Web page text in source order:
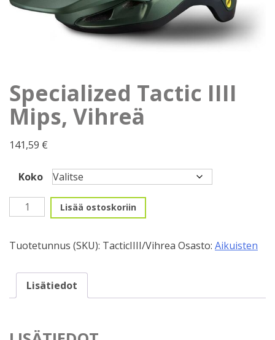
Specialized Tactic IIII
Mips, Vihreä
141,59 €
Koko
Specialized
Tactic
Mips,
määrä
Lisää ostoskoriin
Tuotetunnus (SKU): TacticIIII/Vihrea Osasto: Aikuisten
Lisätiedot